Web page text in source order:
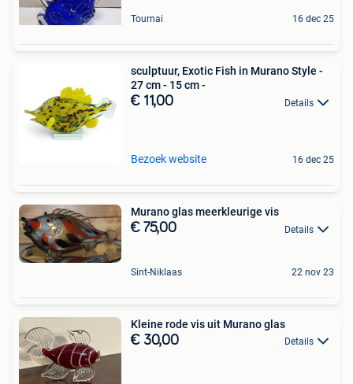
Tournai 16 dec 25
sculptuur, Exotic Fish in Murano Style -
27 cm - 15 cm -
€ 11,00 Details
Bezoek website 16 dec 25
Murano glas meerkleurige vis
€ 75,00 Details
Sint-Niklaas 22 nov 23
Kleine rode vis uit Murano glas
€ 30,00 Details